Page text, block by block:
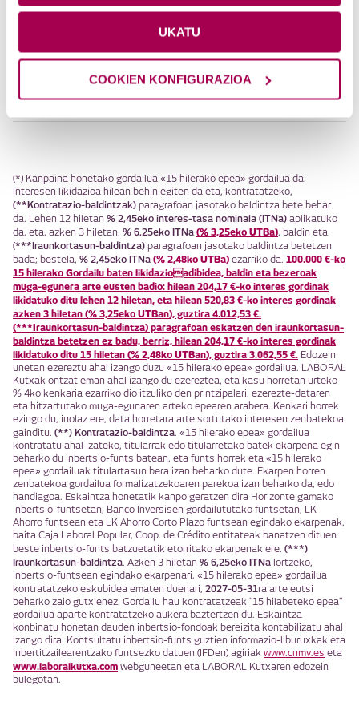
COOKIEN KONFIGURAZIOA
UKATU
Gordailua behar baino lehen ezezta dezaket?
Gordailuaren titularrak funtsaren titular bera
izan behar du?
Zer funts geratu dira eskaintza honetatik
kanpo?
(*) Kanpaina honetako gordailua «15 hilerako epea» gordailua da.
Interesen likidazioa hilean behin egiten da eta, kontratatzeko,
(**Kontratazio-baldintzak) paragrafoan jasotako baldintza bete behar
da. Lehen 12 hiletan % 2,45eko interes-tasa nominala (ITNa) aplikatuko
da, eta, azken 3 hiletan, % 6,25eko ITNa (% 3,25eko UTBa), baldin eta
(***Iraunkortasun-baldintza) paragrafoan jasotako baldintza betetzen
bada; bestela, % 2,45eko ITNa (% 2,48ko UTBa) ezarriko da. 100.000 €-ko
15 hilerako Gordailu baten likidazioadibidea, baldin eta bezeroak
muga-egunera arte eusten badio: hilean 204,17 €-ko interes gordinak
likidatuko ditu lehen 12 hiletan, eta hilean 520,83 €-ko interes gordinak
azken 3 hiletan (% 3,25eko UTBan), guztira 4.012,53 €.
(***Iraunkortasun-baldintza) paragrafoan eskatzen den iraunkortasun-
baldintza betetzen ez badu, berriz, hilean 204,17 €-ko interes gordinak
likidatuko ditu 15 hiletan (% 2,48ko UTBan), guztira 3.062,55 €. Edozein
unetan ezereztu ahal izango duzu «15 hilerako epea» gordailua. LABORAL
Kutxak ontzat eman ahal izango du ezereztea, eta kasu horretan urteko
% 4ko kenkaria ezarriko dio itzuliko den printzipalari, ezerezte-dataren
eta hitzartutako muga-egunaren arteko epearen arabera. Kenkari horrek
ezingo du, inolaz ere, data horretara arte sortutako interesen zenbatekoa
gainditu. (**) Kontratazio-baldintza. «15 hilerako epea» gordailua
kontratatu ahal izateko, titularrak edo titularretako batek ekarpena egin
beharko du inbertsio-funts batean, eta funts horrek eta «15 hilerako
epea» gordailuak titulartasun bera izan beharko dute. Ekarpen horren
zenbatekoa gordailua formalizatzekoaren parekoa izan beharko da, edo
handiagoa. Eskaintza honetatik kanpo geratzen dira Horizonte gamako
inbertsio-funtsetan, Banco Inversisen gordailututako funtsetan, LK
Ahorro funtsean eta LK Ahorro Corto Plazo funtsean egindako ekarpenak,
baita Caja Laboral Popular, Coop. de Crédito entitateak banatzen dituen
beste inbertsio-funts batzuetatik etorritako ekarpenak ere. (***)
Iraunkortasun-baldintza. Azken 3 hiletan % 6,25eko ITNa lortzeko,
inbertsio-funtsean egindako ekarpenari, «15 hilerako epea» gordailua
kontratatzeko eskubidea ematen duenari, 2027-05-31ra arte eutsi
beharko zaio gutxienez. Gordailu hau kontratatzeak "15 hilabeteko epea"
gordailua aparte kontratatzeko aukera baztertzen du. Eskaintza
konbinatu honetan dauden inbertsio-fondoak bereizita kontabilizatu ahal
izango dira. Kontsultatu inbertsio-funts guztien informazio-liburuxkak eta
inbertitzailearentzako funtsezko datuen (IFDen) agiriak www.cnmv.es eta
www.laboralkutxa.com webguneetan eta LABORAL Kutxaren edozein
bulegotan.